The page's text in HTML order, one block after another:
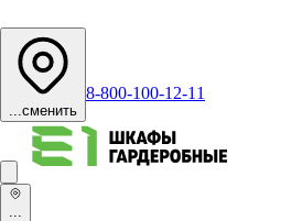
...сменить
8-800-100-12-11
...